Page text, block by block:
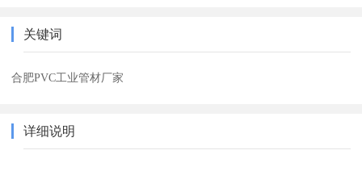
关键词
合肥PVC工业管材厂家
详细说明